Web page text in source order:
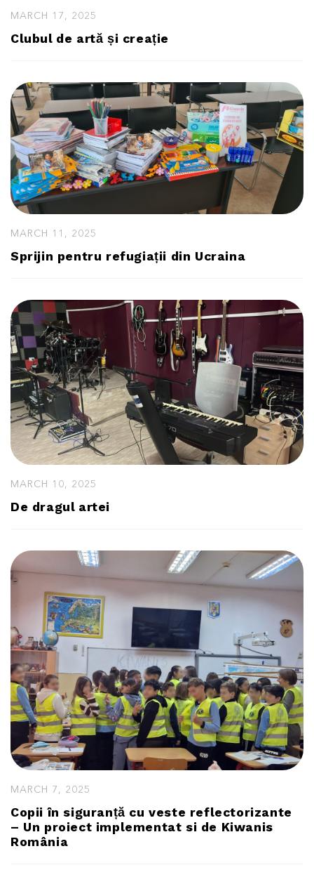
MARCH 17, 2025
Clubul de artă și creație
MARCH 11, 2025
Sprijin pentru refugiații din Ucraina
MARCH 10, 2025
De dragul artei
MARCH 7, 2025
Copii în siguranță cu veste reflectorizante
– Un proiect implementat si de Kiwanis
România